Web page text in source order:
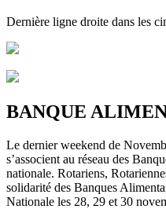
Dernière ligne droite dans les
BANQUE
Le dernier weekend de
s’associent au réseau des
nationale. Rotariens,
solidarité des Banques
Nationale les 28, 29 et 30